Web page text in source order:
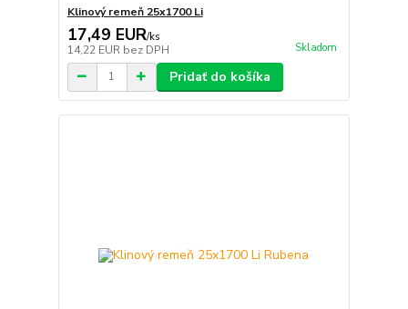
Klinový remeň 25x1700 Li
17,49 EUR/ks
14,22 EUR bez DPH Skladom
Pridať do košíka